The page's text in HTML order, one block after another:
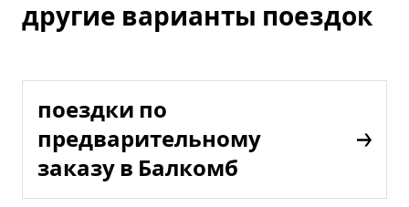
другие варианты поездок
поездки по
предварительному
заказу в Балкомб